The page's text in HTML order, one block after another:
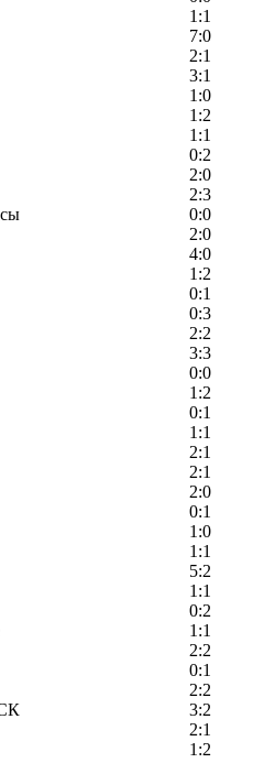
1:1
7:0
2:1
3:1
1:0
1:2
1:1
0:2
2:0
2:3
0:0
2:0
4:0
1:2
0:1
0:3
2:2
3:3
0:0
1:2
0:1
1:1
2:1
2:1
2:0
0:1
1:0
1:1
5:2
1:1
0:2
1:1
2:2
0:1
2:2
3:2
2:1
1:2